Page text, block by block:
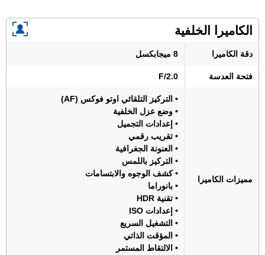
الكاميرا الخلفية
دقة الكاميرا 8 ميجابكسل
فتحة العدسة F/2.0
مميزات الكاميرا
• التركيز التلقائي اوتو فوكس (AF)
• وضع عزل الخلفية
• إعدادات التجميل
• تقريب رقمي
• العنونة الجغرافية
• التركيز باللمس
• كشف الوجوه والابتسامات
• بانوراما
• تقنية HDR
• إعدادات ISO
• التشغيل السريع
• المؤقت الذاتي
• الالتقاط المستمر